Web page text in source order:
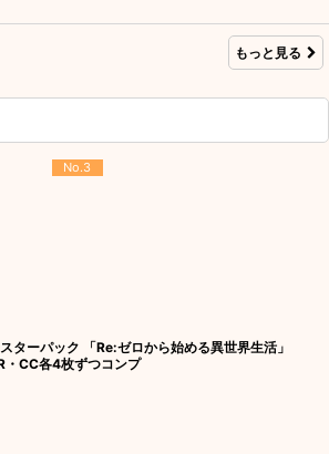
もっと見る
No.3
ターパック 「Re:ゼロから始める異世界生活」
・CC各4枚ずつコンプ